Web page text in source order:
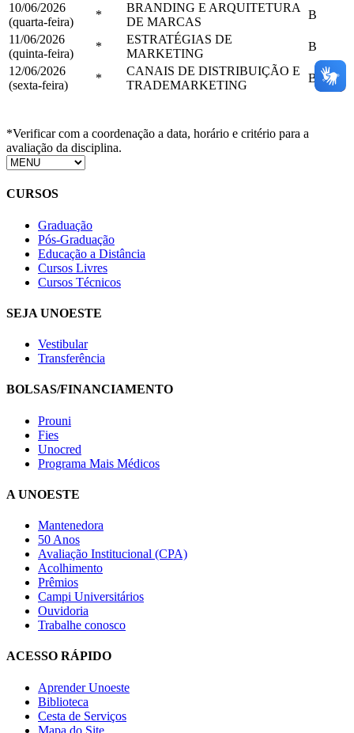
10/06/2026
(quarta-feira)
*
BRANDING E ARQUITETURA
DE MARCAS
B
11/06/2026
(quinta-feira)
*
ESTRATÉGIAS DE
MARKETING
B
12/06/2026
(sexta-feira)
*
CANAIS DE DISTRIBUIÇÃO E
TRADEMARKETING
B
*Verificar com a coordenação a data, horário e critério para a
avaliação da disciplina.
CURSOS
Graduação
Pós-Graduação
Educação a Distância
Cursos Livres
Cursos Técnicos
SEJA UNOESTE
Vestibular
Transferência
BOLSAS/FINANCIAMENTO
Prouni
Fies
Unocred
Programa Mais Médicos
A UNOESTE
Mantenedora
50 Anos
Avaliação Institucional (CPA)
Acolhimento
Prêmios
Campi Universitários
Ouvidoria
Trabalhe conosco
ACESSO RÁPIDO
Aprender Unoeste
Biblioteca
Cesta de Serviços
Mapa do Site